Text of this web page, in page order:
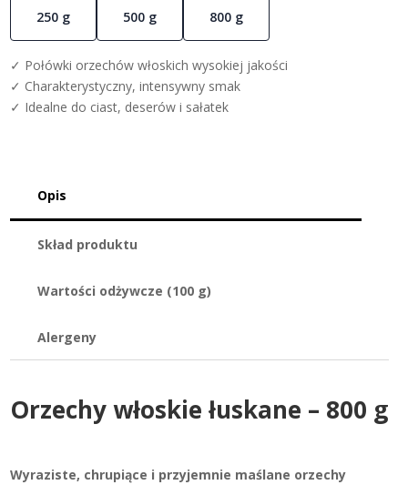
250 g 500 g 800 g
✓ Połówki orzechów włoskich wysokiej jakości
✓ Charakterystyczny, intensywny smak
✓ Idealne do ciast, deserów i sałatek
Opis
Skład produktu
Wartości odżywcze (100 g)
Alergeny
Orzechy włoskie łuskane – 800 g
Wyraziste, chrupiące i przyjemnie maślane orzechy